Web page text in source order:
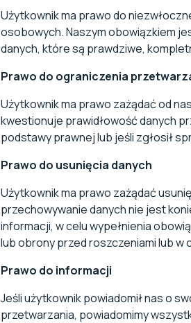
‍Użytkownik ma prawo do
osobowych. Naszym obowiązkiem
danych, które są prawdziwe,
Prawo do ograniczenia
Użytkownik ma prawo zażądać od
kwestionuje prawidłowość danych
podstawy prawnej lub jeśli zgłosił
Prawo do usunięcia danych
Użytkownik ma prawo zażądać
przechowywanie danych nie jest
informacji, w celu wypełnienia
lub obrony przed roszczeniami lub
Prawo do informacji
Jeśli użytkownik powiadomił nas o
przetwarzania, powiadomimy